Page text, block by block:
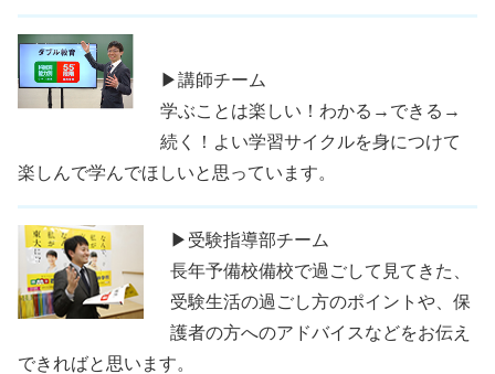
▶講師チーム
学ぶことは楽しい！わかる→できる→
続く！よい学習サイクルを身につけて
楽しんで学んでほしいと思っています。
▶受験指導部チーム
長年予備校備校で過ごして見てきた、
受験生活の過ごし方のポイントや、保
護者の方へのアドバイスなどをお伝え
できればと思います。